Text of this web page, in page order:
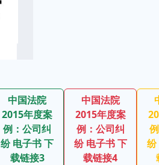
中国法院
2015年度案
例：公司纠
纷 电子书 下
载链接3
中国法院
2015年度案
例：公司纠
纷 电子书 下
载链接4
纷